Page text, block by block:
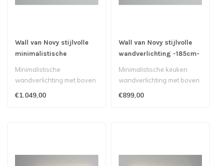
Wall van Novy stijlvolle
minimalistische
Minimalistische
wandverlichting met boven
€1.049,00
Wall van Novy stijlvolle
wandverlichting -185cm-
Minimalistische keuken
wandverlichting met boven
€899,00